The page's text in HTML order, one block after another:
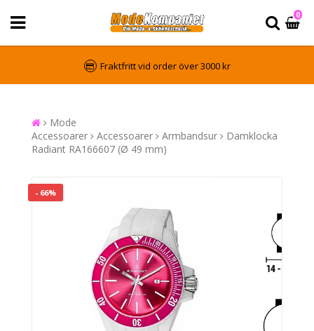
0
Fraktfritt vid order över 3000 kr
Mode
Accessoarer
Accessoarer Armbandsur
Damklocka
Radiant RA166607 (Ø 49 mm)
- 66%